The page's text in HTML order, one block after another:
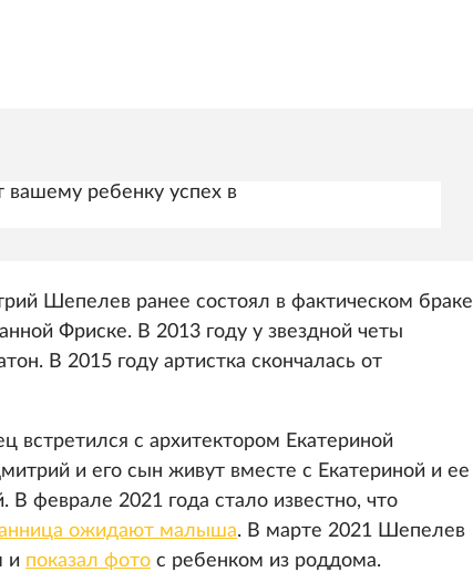
вашему ребенку успех в
Шепелев ранее состоял в фактическом браке
Фриске. В 2013 году у звездной четы
В 2015 году артистка скончалась от
встретился с архитектором Екатериной
и его сын живут вместе с Екатериной и ее
В феврале 2021 года стало известно, что
ожидают малыша. В марте 2021 Шепелев
и показал фото с ребенком из роддома.